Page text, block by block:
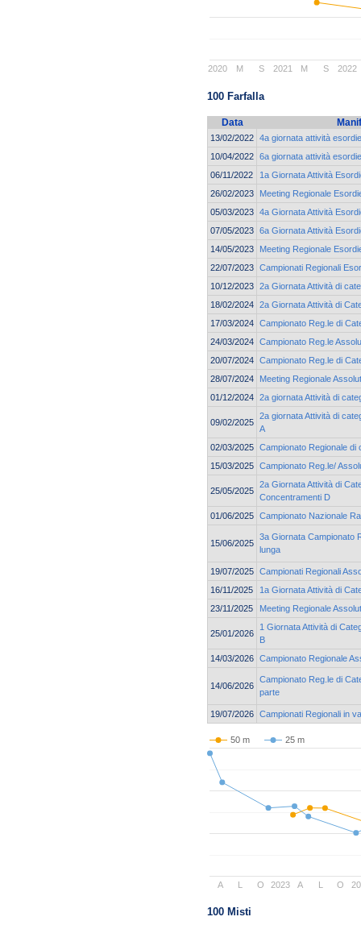
2020 2021 2022
M S M S
100 Farfalla
Data
13/02/2022 4a giornata attività
10/04/2022 6a giornata attività
06/11/2022
1a Giornata Attività
26/02/2023
Meeting Regionale
05/03/2023 4a Giornata Attività
07/05/2023 6a Giornata Attività
14/05/2023
Meeting Regionale
22/07/2023 Campionati Regionali
10/12/2023 2a Giornata Attività di
18/02/2024 2a Giornata Attività di
17/03/2024 Campionato Reg.le di
24/03/2024 Campionato Reg.le
20/07/2024 Campionato Reg.le di
28/07/2024
Meeting Regionale
01/12/2024 2a giornata Attività di
09/02/2025
2a giornata Attività di
A
02/03/2025 Campionato Regionale di
15/03/2025 Campionato Reg.le/
25/05/2025
2a Giornata Attività di
Concentramenti D
01/06/2025 Campionato Nazionale
15/06/2025
3a Giornata Campionato
lunga
19/07/2025 Campionati Regionali
16/11/2025
1a Giornata Attività di
23/11/2025
Meeting Regionale
25/01/2026
1 Giornata Attività di
B
14/03/2026 Campionato Regionale
14/06/2026
Campionato Reg.le di
parte
19/07/2026 Campionati Regionali in
50 m 25 m
2023
A L O A L O
100 Misti